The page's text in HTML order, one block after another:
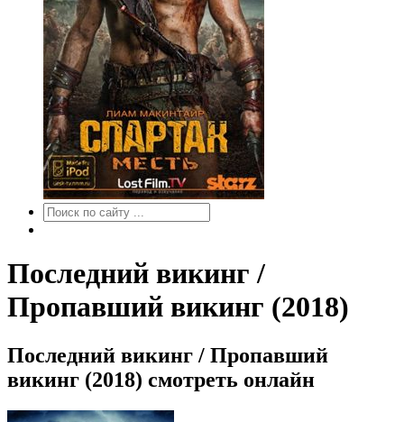
Последний викинг /
Пропавший викинг (2018)
Последний викинг / Пропавший
викинг (2018) смотреть онлайн